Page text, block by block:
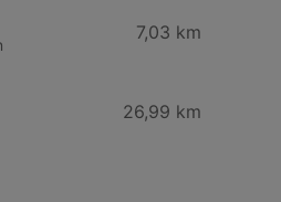
7,03 km
26,99 km